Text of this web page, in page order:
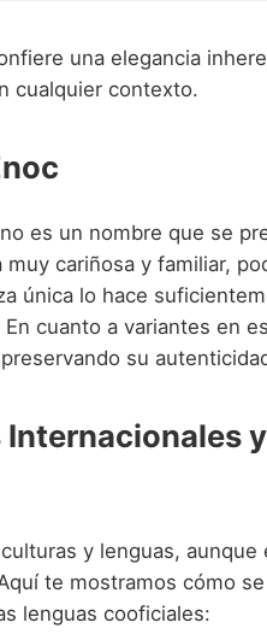
una elegancia
cualquier contexto.
es un nombre que se
cariñosa y familiar,
única lo hace
cuanto a variantes en
su
Internacionales y
y lenguas, aunque
te mostramos cómo
lenguas cooficiales: